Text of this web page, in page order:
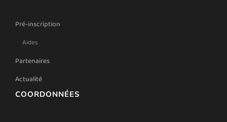
Pré-inscription
Aides
Partenaires
Actualité
COORDONNÉES